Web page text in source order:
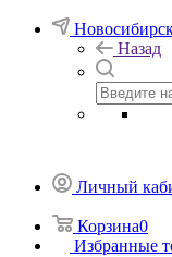
Назад
Личный
Корзина0
Избранные